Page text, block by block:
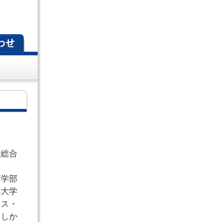
合
部
学
・
か